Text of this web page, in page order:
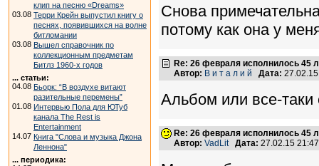
клип на песню «Dreams»
03.08 Терри Крейн выпустил книгу о
песнях, появившихся на волне
битломании
03.08 Вышел справочник по
коллекционным предметам
Битлз 1960-х годов
... статьи:
04.08 Бьорк: “В воздухе витают
разительные перемены”
01.08 Интервью Пола для ЮТуб
канала The Rest is
Entertainment
14.07 Книга "Слова и музыка Джона
Леннона"
... периодика:
Снова
потому как она у
Re: 26 февраля исполнилось 45
Автор: В и т а л и й Дата:
Альбом или все-таки
Re: 26 февраля исполнилось 45
Автор: VadLit Дата: 27.02.15